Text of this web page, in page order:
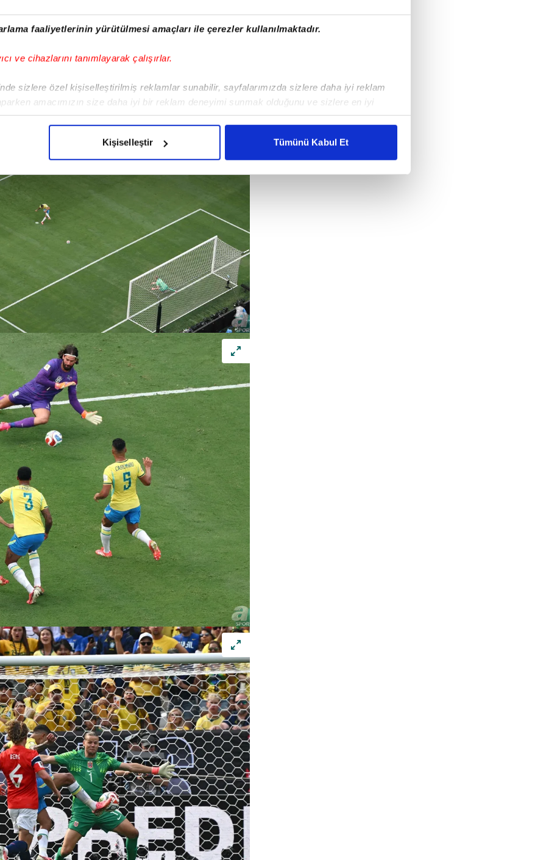
faaliyetlerinin yürütülmesi amaçları ile çerezler kullanılmaktadır.
ve cihazlarını tanımlayarak çalışırlar.
sizlere özel kişiselleştirilmiş reklamlar sunabilir, sayfalarımızda sizlere daha iyi reklam
amacımızın size daha iyi bir reklam deneyimi sunmak olduğunu ve sizlere en iyi
gelen çabayı gösterdiğimizi ve bu noktada, reklamların maliyetlerimizi karşılamak
izin vermedikleri takdirde, kullanıcılara hedefli reklamlar gösterilmeyecektir."
için İnternet Sitemizde kendimize ve üçüncü kişilere ait çerezler kullanılmaktadır. Bu
verileriniz işlenmekte olup gerekli olan çerezler bilgi toplumu hizmetlerinin sunulması
çerezler, sitemizin daha işlevsel kılınması ve kişiselleştirilmesi ve sizlere yönelik
amaçlarıyla sınırlı olarak açık rızanız dahilinde kullanılacaktır.
yer alan panel vasıtasıyla belirleyebilirsiniz. Çerezlere ilişkin detaylı bilgi için Ayarlar
Metnimizi
ziyaret edebilirsiniz.
Kanunu uyarınca hazırlanmış Aydınlatma Metnimizi okumak ve sitemizde ilgili
çerezlerle ilgili bilgi almak için lütfentıklayınız.
Kişiselleştir Tümünü Kabul Et